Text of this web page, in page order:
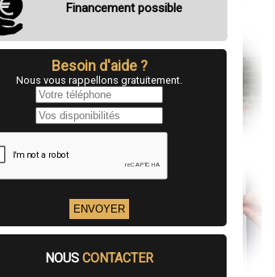
Financement possible
Besoin d'aide ?
Nous vous rappellons gratuitement.
NOUS CONTACTER